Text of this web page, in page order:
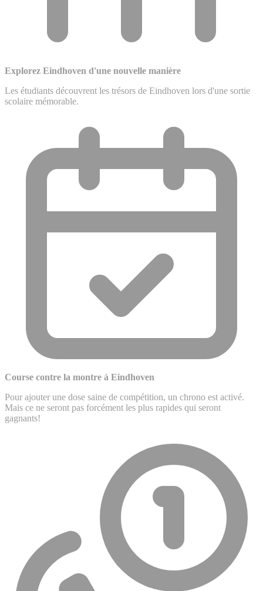
Explorez Eindhoven d'une nouvelle manière
Les étudiants découvrent les trésors de Eindhoven lors d'une sortie
scolaire mémorable.
Course contre la montre à Eindhoven
Pour ajouter une dose saine de compétition, un chrono est activé.
Mais ce ne seront pas forcément les plus rapides qui seront
gagnants!